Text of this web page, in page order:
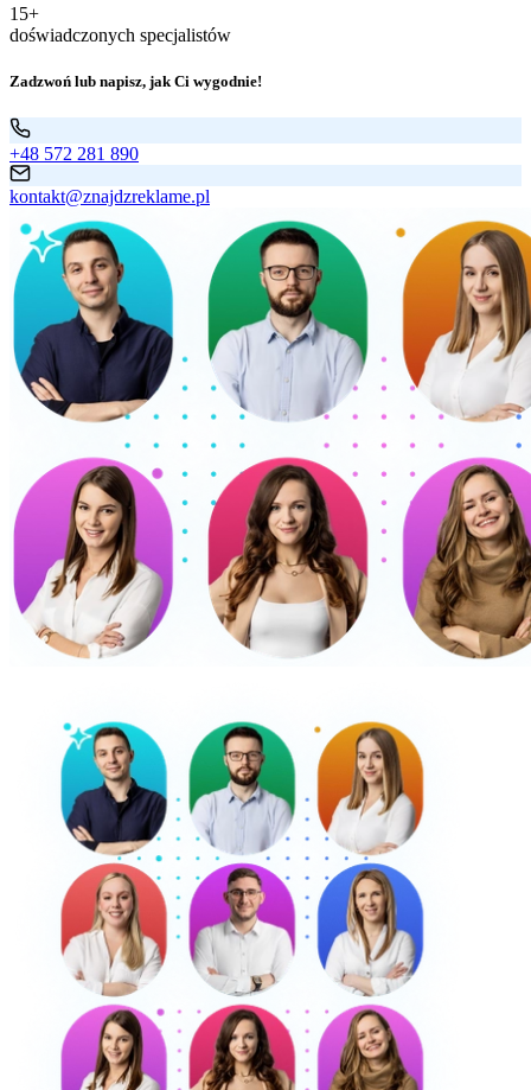
15+
doświadczonych specjalistów
Zadzwoń lub napisz, jak Ci wygodnie!
+48 572 281 890
kontakt@znajdzreklame.pl